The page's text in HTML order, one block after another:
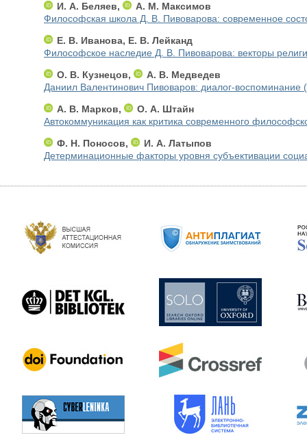
И. А. Беляев,
А. М. Максимов
Философская школа Д. В. Пивоварова: современное
Е. В. Иванова, Е. В. Лейканд
Философское наследие Д. В. Пивоварова: векторы
О. В. Кузнецов,
А. В. Медведев
Даниил Валентинович Пивоваров: диалог-
А. В. Марков,
О. А. Штайн
Автокоммуникация как критика современного
Ф. Н. Поносов,
И. А. Латыпов
Детерминационные факторы уровня субъективации